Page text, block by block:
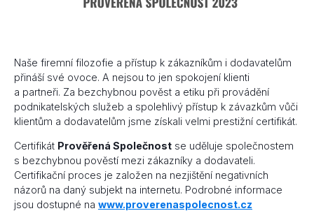
Naše firemní filozofie a přístup k zákazníkům i dodavatelům
přináší své ovoce. A nejsou to jen spokojení klienti
a partneři. Za bezchybnou pověst a etiku při provádění
podnikatelských služeb a spolehlivý přístup k závazkům vůči
klientům a dodavatelům jsme získali velmi prestižní certifikát.
Certifikát Prověřená Společnost se uděluje společnostem
s bezchybnou pověstí mezi zákazníky a dodavateli.
Certifikační proces je založen na nezjištění negativních
názorů na daný subjekt na internetu. Podrobné informace
jsou dostupné na www.proverenaspolecnost.cz